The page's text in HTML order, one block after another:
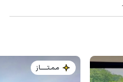
مـمـتــــــاز